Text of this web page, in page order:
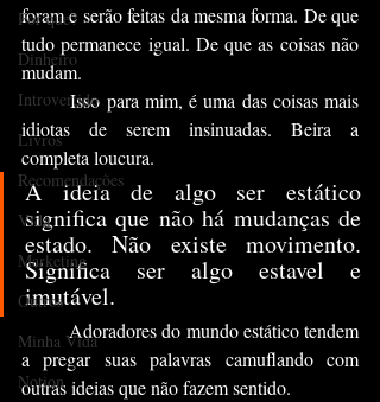
Por que?
Dinheiro
Introvertido
Livros
Recomendações
Vida
Marketing
Outros
Minha Vida
Notion
foram e serão feitas da mesma forma. De que
tudo permanece igual. De que as coisas não
mudam.
	Isso para mim, é uma das coisas mais
idiotas de serem insinuadas. Beira a
completa loucura.
A ideia de algo ser estático
significa que não há mudanças de
estado. Não existe movimento.
Significa ser algo estavel e
imutável.
	Adoradores do mundo estático tendem
a pregar suas palavras camuflando com
outras ideias que não fazem sentido.